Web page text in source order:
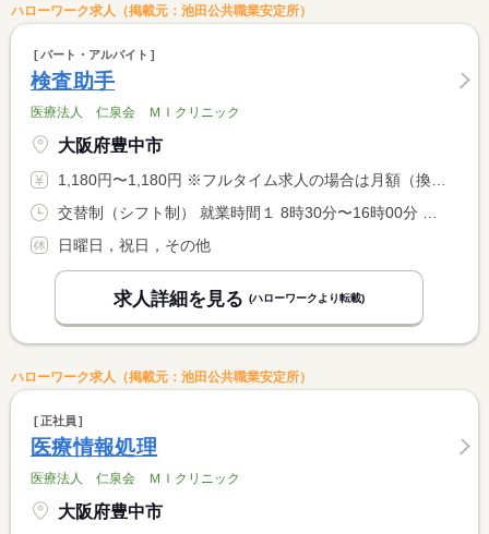
ハローワーク求人（掲載元：池田公共職業安定所）
パート・アルバイト
検査助手
医療法人 仁泉会 ＭＩクリニック
大阪府豊中市
1,180円〜1,180円 ※フルタイム求人の場合は月額（換算額）、パート求人の場合は時間額を表示しています。
交替制（シフト制） 就業時間１ 8時30分〜16時00分 就業時間２ 8時45分〜15時15分 就業時間３ 11時00分〜16時00分 就業時間に関する特記事項 ＊１〜３のシフト制 <BR> 就業時間（１）→週１回程度、休憩４５分 <BR> 就業時間（２）→週２回程度、休憩３０分 <BR> 就業時間（３）→２ヶ月に１回程度、休憩無
日曜日，祝日，その他
求人詳細を見る (ハローワークより転載)
ハローワーク求人（掲載元：池田公共職業安定所）
正社員
医療情報処理
医療法人 仁泉会 ＭＩクリニック
大阪府豊中市